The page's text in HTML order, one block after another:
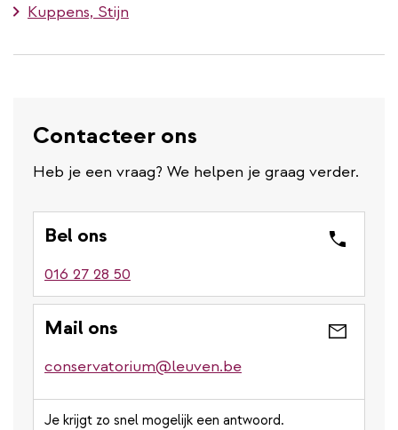
Kuppens, Stijn
Contacteer ons
Heb je een vraag? We helpen je graag verder.
Bel ons
016 27 28 50
Mail ons
conservatorium@leuven.be
Je krijgt zo snel mogelijk een antwoord.